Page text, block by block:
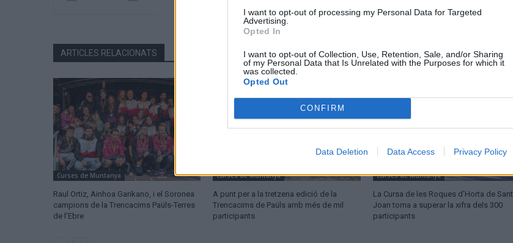
I want to opt-out of processing my Personal Data for Targeted
Advertising.
Opted In
I want to opt-out of Collection, Use, Retention, Sale, and/or Sharing
of my Personal Data that Is Unrelated with the Purposes for which it
was collected.
Opted Out
CONFIRM
Data Deletion Data Access Privacy Policy
ARTICLES RELACIONATS
Curses de Muntanya
Raul Ortiz, Ainhoa Garikano, i el Soronea
campions de la Trencacims Paüls-Terres
de l’Ebre
Curses de Muntanya
A punt per a la tretzena edició de la
Trencacims de Paüls amb més de mil
participants
Curses de Muntanya
La Cursa de les Roques d’Horta de Sant
Joan torna a superar la xifra dels 300
participants